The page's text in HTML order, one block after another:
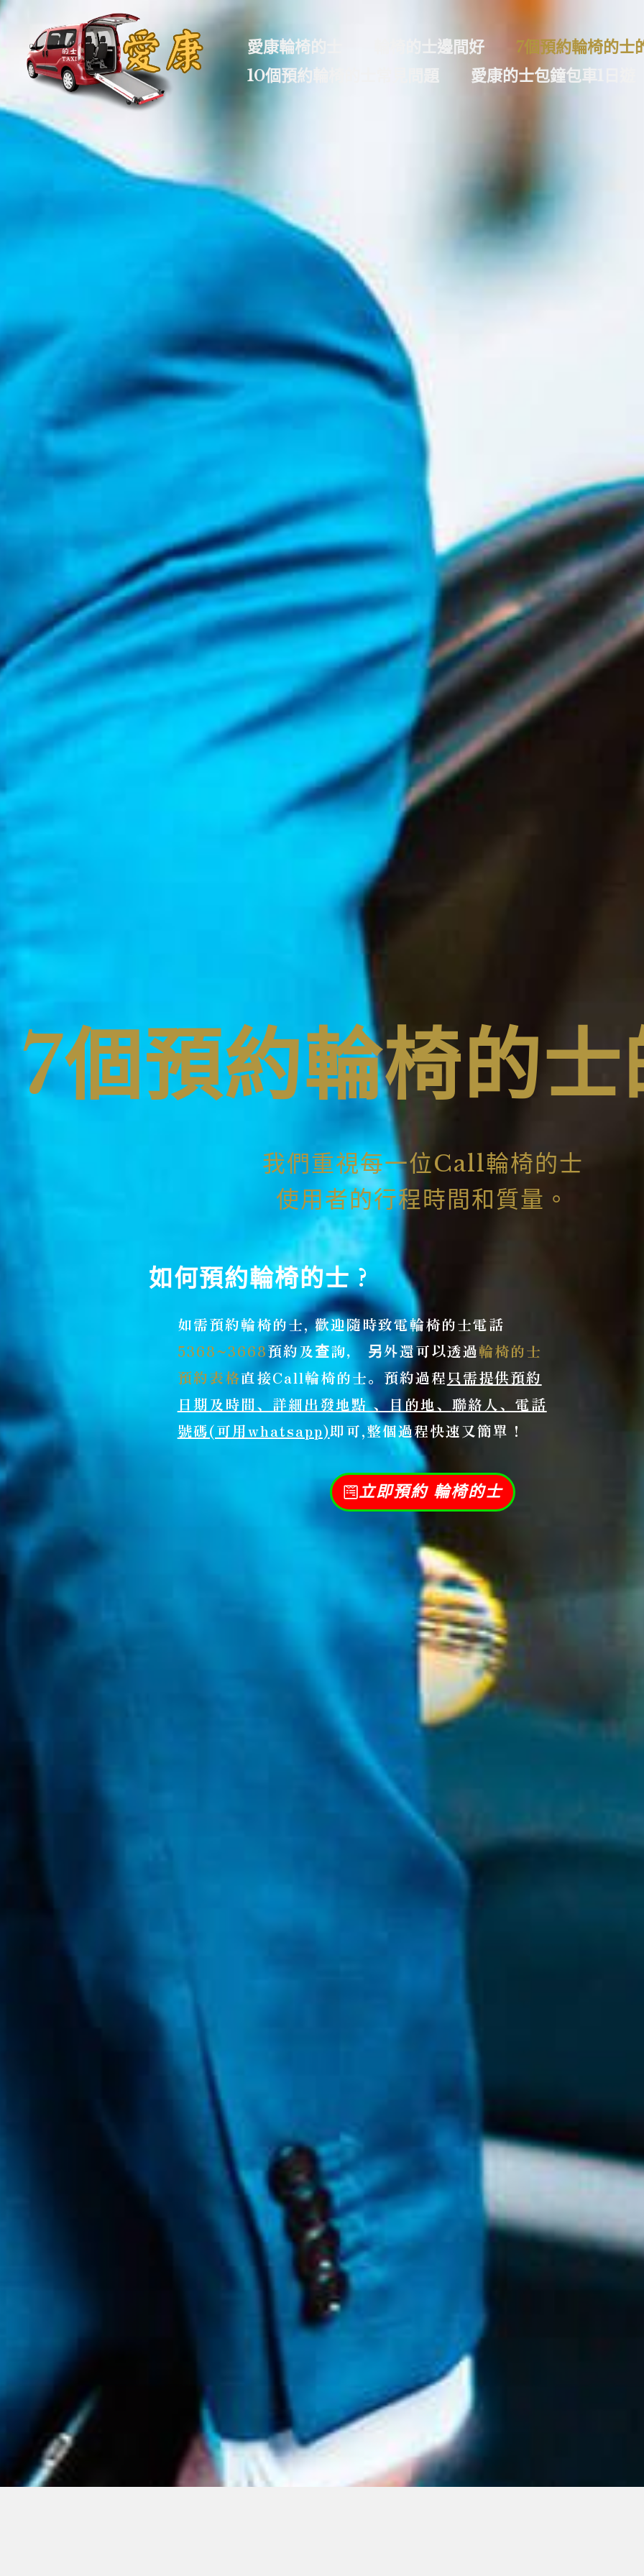
跳
容
愛康輪椅的士 輪椅的士邊間好
7個預約輪椅的士
10個預約輪椅的士常見問題
愛康的士包鐘包車1日遊
7個預約輪椅的
我們重視每一位Call輪椅的士
使用者的行程時間和質量。
如何預約輪椅的士 ?
如需預約輪椅的士, 歡迎隨時致電輪椅的士電話
5368~3668預約及查詢， 另外還可以透過輪椅的士
預約表格直接Call輪椅的士。預約過程 只需提供預約
日期及時間、詳細出發地點 、目的地、 聯絡人、電話
號碼(可用whatsapp)即可,整個過程快速又簡單！
立即預約 輪椅的士